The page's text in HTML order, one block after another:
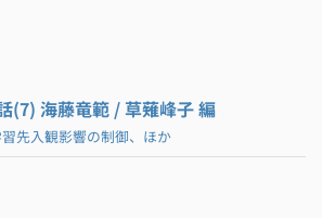
(7) 海藤竜範 / 草薙峰子 編
先入観影響の制御、ほか